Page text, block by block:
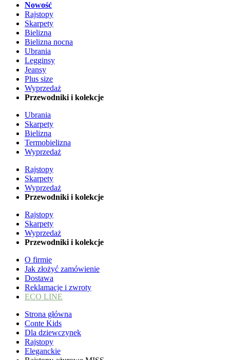
Nowość
Rajstopy
Skarpety
Bielizna
Bielizna nocna
Ubrania
Legginsy
Jeansy
Plus size
Wyprzedaż
Przewodniki i kolekcje
Ubrania
Skarpety
Bielizna
Termobielizna
Wyprzedaż
Rajstopy
Skarpety
Wyprzedaż
Przewodniki i kolekcje
Rajstopy
Skarpety
Wyprzedaż
Przewodniki i kolekcje
O firmie
Jak złożyć zamówienie
Dostawa
Reklamacje i zwroty
ECO LINE
Strona główna
Conte Kids
Dla dziewczynek
Rajstopy
Eleganckie